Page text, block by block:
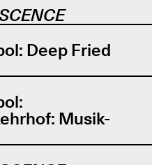
Deep Fried
Musik-